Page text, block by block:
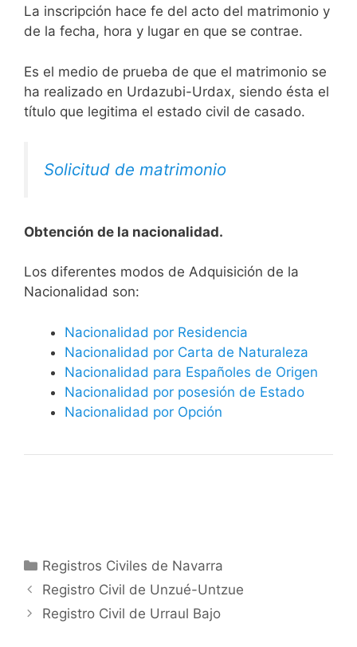
La inscripción hace fe del acto del matrimonio y
de la fecha, hora y lugar en que se contrae.
Es el medio de prueba de que el matrimonio se
ha realizado en Urdazubi-Urdax, siendo ésta el
título que legitima el estado civil de casado.
Solicitud de matrimonio
Obtención de la nacionalidad.
​​​Los diferentes modos de Adquisición de la
Nacionalidad son:
Nacionalidad por Residencia
Nacionalidad por Carta de Naturaleza
Nacionalidad para Españoles de Origen
Nacionalidad por posesión de Estado
Nacionalidad por Opción
Categorías
Registros Civiles de Navarra
Registro Civil de Unzué-Untzue
Registro Civil de Urraul Bajo